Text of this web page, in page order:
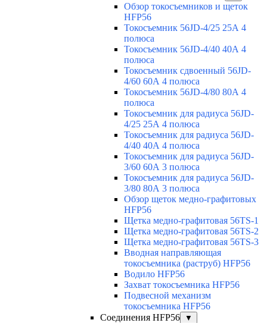
Обзор токосъемников и щеток
HFP56
Токосъемник 56JD-4/25 25А 4
полюса
Токосъемник 56JD-4/40 40А 4
полюса
Токосъемник сдвоенный 56JD-
4/60 60А 4 полюса
Токосъемник 56JD-4/80 80А 4
полюса
Токосъемник для радиуса 56JD-
4/25 25А 4 полюса
Токосъемник для радиуса 56JD-
4/40 40А 4 полюса
Токосъемник для радиуса 56JD-
3/60 60А 3 полюса
Токосъемник для радиуса 56JD-
3/80 80А 3 полюса
Обзор щеток медно-графитовых
HFP56
Щетка медно-графитовая 56TS-1
Щетка медно-графитовая 56TS-2
Щетка медно-графитовая 56TS-3
Вводная направляющая
токосъемника (раструб) HFP56
Водило HFP56
Захват токосъемника HFP56
Подвесной механизм
токосъемника HFP56
Соединения HFP56
▼